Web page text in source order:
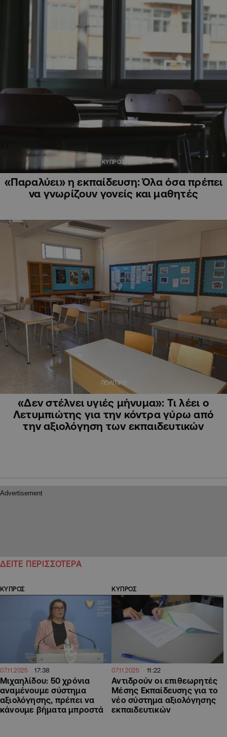
ΚΥΠΡΟΣ
«Παραλύει» η εκπαίδευση: Όλα όσα πρέπει
να γνωρίζουν γονείς και μαθητές
ΠΟΛΙΤΙΚΗ
«Δεν στέλνει υγιές μήνυμα»: Τι λέει ο
Λετυμπιώτης για την κόντρα γύρω από
την αξιολόγηση των εκπαιδευτικών
ΔΕΙΤΕ ΠΕΡΙΣΣΟΤΕΡΑ
ΚΥΠΡΟΣ
07.11.2025 17:38
Μιχαηλίδου: 50 χρόνια
αναμένουμε σύστημα
αξιολόγησης, πρέπει να
κάνουμε βήματα μπροστά
ΚΥΠΡΟΣ
07.11.2025 11:22
Αντιδρούν οι επιθεωρητές
Μέσης Εκπαίδευσης για το
νέο σύστημα αξιολόγησης
εκπαιδευτικών